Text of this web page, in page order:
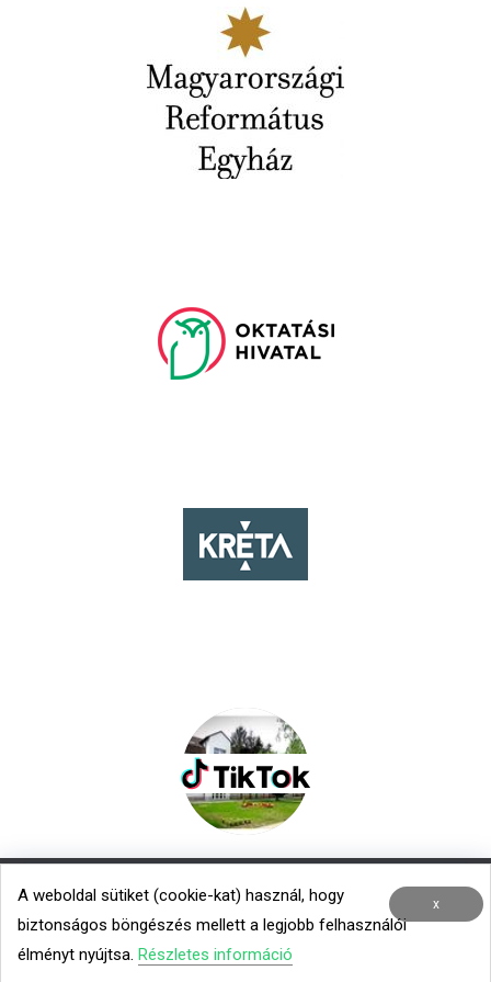
Nemzetközi kapcsolatok | Menza – Heti étlap x
A weboldal sütiket (cookie-kat) használ, hogy
biztonságos böngészés mellett a legjobb felhasználói
élményt nyújtsa. Részletes információ